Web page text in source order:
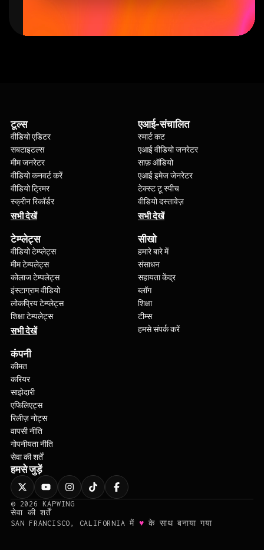
टूल्स
वीडियो एडिटर
सबटाइटल्स
मीम जनरेटर
वीडियो कनवर्ट करें
वीडियो ट्रिमर
स्क्रीन रिकॉर्डर
सभी देखें
एआई-संचालित
स्मार्ट कट
एआई वीडियो जनरेटर
साफ़ ऑडियो
एआई इमेज जेनरेटर
टेक्स्ट टू स्पीच
वीडियो दस्तावेज़
सभी देखें
टेम्प्लेट्स
वीडियो टेम्प्लेट्स
मीम टेम्पलेट्स
कोलाज टेम्पलेट्स
इंस्टाग्राम वीडियो
लोकप्रिय टेम्प्लेट्स
शिक्षा टेम्पलेट्स
सभी देखें
सीखो
हमारे बारे में
संसाधन
सहायता केंद्र
ब्लॉग
शिक्षा
टीम्स
हमसे संपर्क करें
कंपनी
कीमत
करियर
साझेदारी
एफिलिएट्स
रिलीज़ नोट्स
वापसी नीति
गोपनीयता नीति
सेवा की शर्तें
हमसे जुड़ें
© 2026
KAPWING
सेवा की शर्तें
SAN FRANCISCO, CALIFORNIA में ♥ के साथ बनाया गया